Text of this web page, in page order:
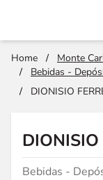
Home /
Monte
/
Bebidas -
/
DIONISIO
DIONISIO
Bebidas -